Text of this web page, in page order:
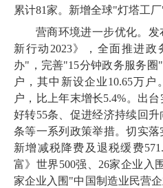
累计81家。新增全球"灯塔工
营商环境进一步优化。发
新行动 2023》，全面推进政
办"，完善"15分钟政务服务圈
户，其中新设企业10.65万户
户，比上年末增长5.4%。出
好转55条、促进经济持续回升
条等一系列政策举措。切实
新增减税降费及退税缓费571 .
富》世界500强、 26家企业入围
家企业入围 "中国制造业民营